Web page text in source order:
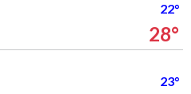
22°
28°
23°